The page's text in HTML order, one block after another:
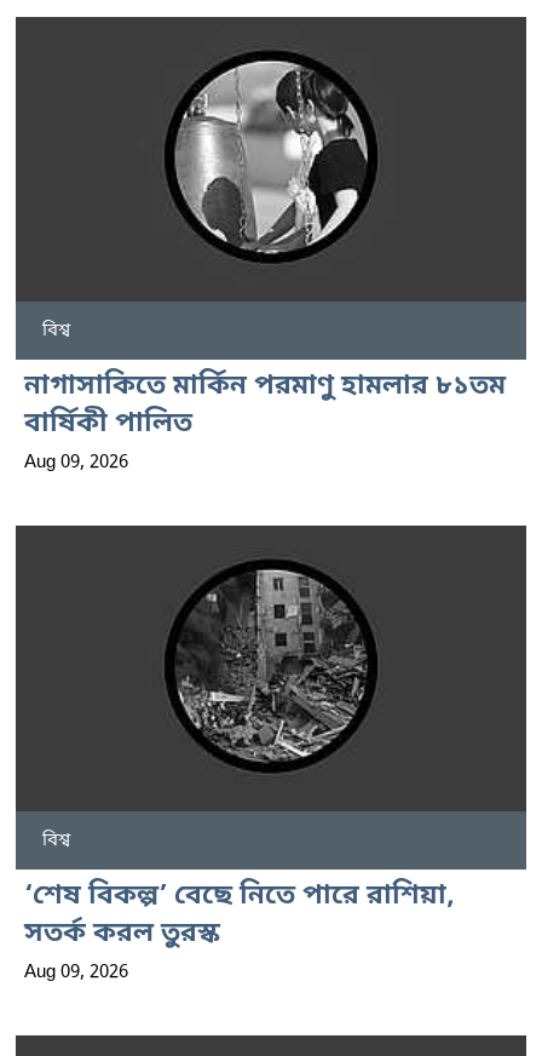
বিশ্ব
নাগাসাকিতে মার্কিন পরমাণু হামলার ৮১তম
বার্ষিকী পালিত
Aug 09, 2026
বিশ্ব
‘শেষ বিকল্প’ বেছে নিতে পারে রাশিয়া,
সতর্ক করল তুরস্ক
Aug 09, 2026